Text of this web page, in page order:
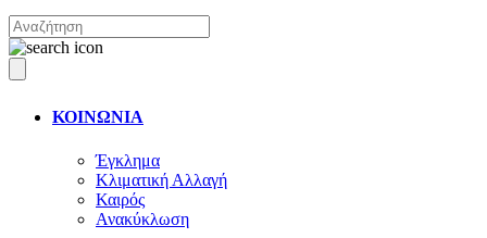
ΚΟΙΝΩΝΙΑ
Έγκλημα
Κλιματική Αλλαγή
Καιρός
Ανακύκλωση